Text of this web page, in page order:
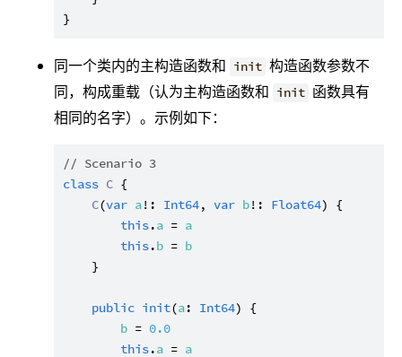
同一个类内的主构造函数和 init 构造函数参数不
同，构成重载（认为主构造函数和 init 函数具有
相同的名字）。示例如下：
// Scenario 3
class C {
C(var a!: Int64, var b!: Float64) {
this.a = a
this.b = b
    }
public init(a: Int64) {
b = 0.0
this.a = a